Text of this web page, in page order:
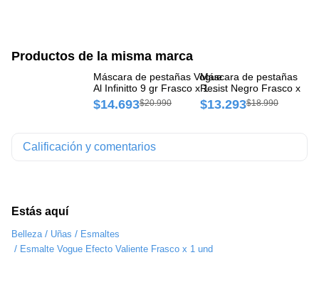
Estás aquí
Belleza / Uñas / Esmaltes
/ Esmalte Vogue Efecto Valiente Frasco x 1 und
Productos de la misma marca
Máscara de pestañas Vogue
Al Infinitto 9 gr Frasco x 1
und
$14.693$20.990
Máscara de pestañas
Resist Negro Frasco x 1
$13.293$18.990
Calificación y comentarios